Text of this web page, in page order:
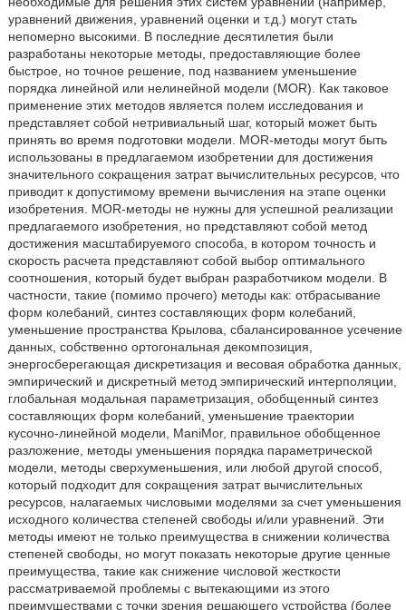
уравнений движения, уравнений оценки и т.д.) могут стать
непомерно высокими. В последние десятилетия были
разработаны некоторые методы, предоставляющие более
быстрое, но точное решение, под названием уменьшение
порядка линейной или нелинейной модели (MOR). Как таковое
применение этих методов является полем исследования и
представляет собой нетривиальный шаг, который может быть
принять во время подготовки модели. MOR-методы могут быть
использованы в предлагаемом изобретении для достижения
значительного сокращения затрат вычислительных ресурсов, что
приводит к допустимому времени вычисления на этапе оценки
изобретения. MOR-методы не нужны для успешной реализации
предлагаемого изобретения, но представляют собой метод
достижения масштабируемого способа, в котором точность и
скорость расчета представляют собой выбор оптимального
соотношения, который будет выбран разработчиком модели. В
частности, такие (помимо прочего) методы как: отбрасывание
форм колебаний, синтез составляющих форм колебаний,
уменьшение пространства Крылова, сбалансированное усечение
данных, собственно ортогональная декомпозиция,
энергосберегающая дискретизация и весовая обработка данных,
эмпирический и дискретный метод эмпирический интерполяции,
глобальная модальная параметризация, обобщенный синтез
составляющих форм колебаний, уменьшение траектории
кусочно-линейной модели, ManiMor, правильное обобщенное
разложение, методы уменьшения порядка параметрической
модели, методы сверхуменьшения, или любой другой способ,
который подходит для сокращения затрат вычислительных
ресурсов, налагаемых числовыми моделями за счет уменьшения
исходного количества степеней свободы и/или уравнений. Эти
методы имеют не только преимущества в снижении количества
степеней свободы, но могут показать некоторые другие ценные
преимущества, такие как снижение числовой жесткости
рассматриваемой проблемы с вытекающими из этого
преимуществами с точки зрения решающего устройства (более